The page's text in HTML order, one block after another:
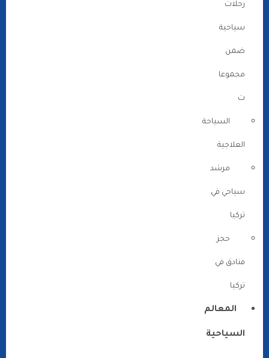
رحلات
سياحية
ضمن
مجموعا
ت
السياحة
العلاجية
مرشد
سياحي في
تركيا
حجز
فنادق في
تركيا
المعالم
السياحية